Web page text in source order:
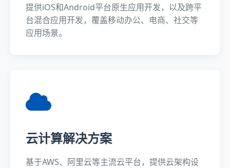
提供iOS和Android平台原生应用开发，以及跨平
台混合应用开发，覆盖移动办公、电商、社交等
应用场景。
云计算解决方案
基于AWS、阿里云等主流云平台，提供云架构设